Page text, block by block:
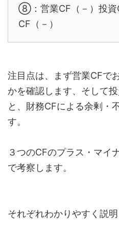
⑧：営業CF（－）投資
CF（－）
注目点は、まず営業CFで
かを確認します、そして
と、財務CFによる余剰・
す。
３つのCFのプラス・マイ
で考察します。
それぞれわかりやすく説明